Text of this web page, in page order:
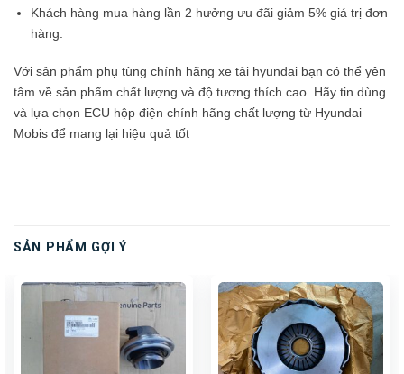
Khách hàng mua hàng lần 2 hưởng ưu đãi giảm 5% giá trị đơn
hàng.
Với sản phẩm phụ tùng chính hãng xe tải hyundai bạn có thể yên
tâm về sản phẩm chất lượng và độ tương thích cao. Hãy tin dùng
và lựa chọn ECU hộp điện chính hãng chất lượng từ Hyundai
Mobis để mang lại hiệu quả tốt
SẢN PHẨM GỢI Ý